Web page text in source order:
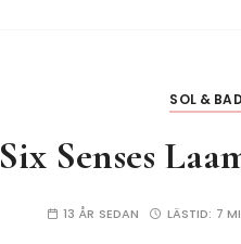
SOL & BAD
Six Senses
13 ÅR SEDAN LÄSTID: 7